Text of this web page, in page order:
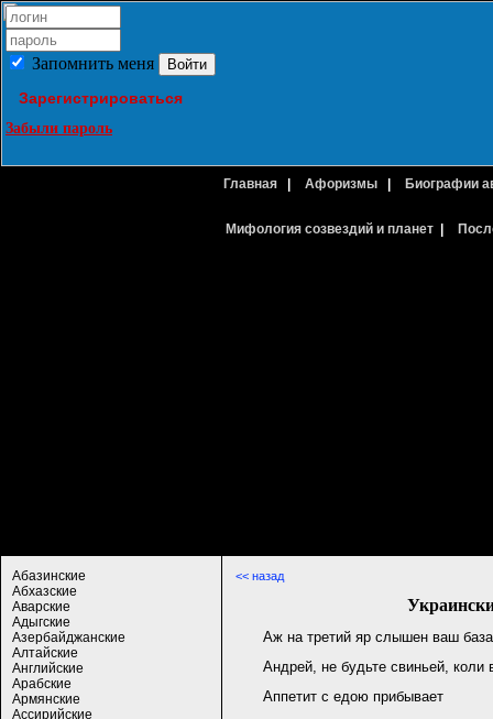
Запомнить меня
Зарегистрироваться
Забыли пароль
Главная Афоризмы Биографии
Мифология созвездий и планет|
Абазинские
Абхазские
Аварские
Адыгские
Азербайджанские
Алтайские
Английские
Арабские
Армянские
Ассирийские
<< назад
Аж на третий яр слышен ваш
Андрей, не будьте свиньей,
Аппетит с едою прибывает